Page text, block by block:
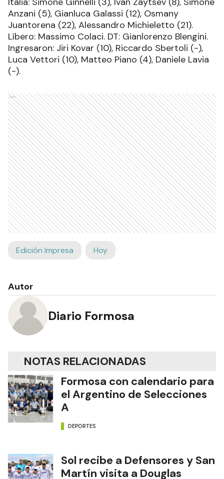
Anzani (5), Gianluca Galassi (12), Osmany
Juantorena (22), Alessandro Michieletto (21).
Líbero: Massimo Colaci. DT: Gianlorenzo Blengini.
Ingresaron: Jiri Kovar (10), Riccardo Sbertoli (-),
Luca Vettori (10), Matteo Piano (4), Daniele Lavia
(-).
Ads
Edición Impresa Hoy
Autor
Diario Formosa
NOTAS RELACIONADAS
Formosa con calendario para
el Argentino de Selecciones
A
DEPORTES
Sol recibe a Defensores y San
Martín visita a Douglas